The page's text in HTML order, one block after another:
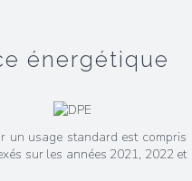
énergétique
un usage standard est compris
sur les années 2021, 2022 et